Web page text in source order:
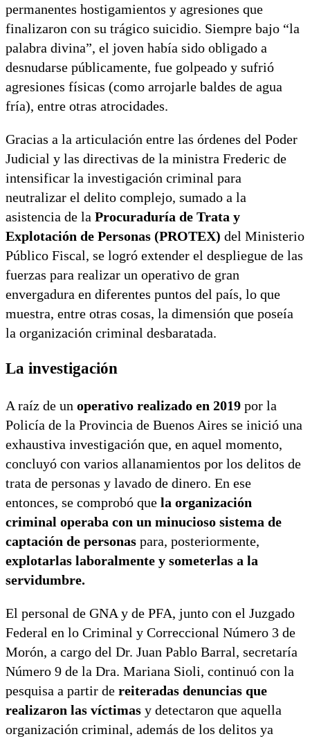
permanentes hostigamientos y agresiones que
finalizaron con su trágico suicidio. Siempre bajo “la
palabra divina”, el joven había sido obligado a
desnudarse públicamente, fue golpeado y sufrió
agresiones físicas (como arrojarle baldes de agua
fría), entre otras atrocidades.
Gracias a la articulación entre las órdenes del Poder
Judicial y las directivas de la ministra Frederic de
intensificar la investigación criminal para
neutralizar el delito complejo, sumado a la
asistencia de la Procuraduría de Trata y
Explotación de Personas (PROTEX) del Ministerio
Público Fiscal, se logró extender el despliegue de las
fuerzas para realizar un operativo de gran
envergadura en diferentes puntos del país, lo que
muestra, entre otras cosas, la dimensión que poseía
la organización criminal desbaratada.
La investigación
A raíz de un operativo realizado en 2019 por la
Policía de la Provincia de Buenos Aires se inició una
exhaustiva investigación que, en aquel momento,
concluyó con varios allanamientos por los delitos de
trata de personas y lavado de dinero. En ese
entonces, se comprobó que la organización
criminal operaba con un minucioso sistema de
captación de personas para, posteriormente,
explotarlas laboralmente y someterlas a la
servidumbre.
El personal de GNA y de PFA, junto con el Juzgado
Federal en lo Criminal y Correccional Número 3 de
Morón, a cargo del Dr. Juan Pablo Barral, secretaría
Número 9 de la Dra. Mariana Sioli, continuó con la
pesquisa a partir de reiteradas denuncias que
realizaron las víctimas y detectaron que aquella
organización criminal, además de los delitos ya